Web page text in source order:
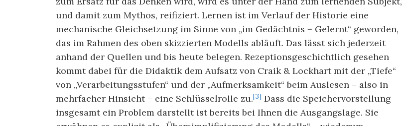
und damit zum Mythos, reifiziert. Lernen ist im Verlauf der Historie eine
mechanische Gleichsetzung im Sinne von „im Gedächtnis = Gelernt“ geworden,
das im Rahmen des oben skizzierten Modells abläuft. Das lässt sich jederzeit
anhand der Quellen und bis heute belegen. Rezeptionsgeschichtlich gesehen
kommt dabei für die Didaktik dem Aufsatz von Craik & Lockhart mit der „Tiefe“
von „Verarbeitungsstufen“ und der „Aufmerksamkeit“ beim Auslesen – also in
mehrfacher Hinsicht – eine Schlüsselrolle zu.[3] Dass die Speichervorstellung
insgesamt ein Problem darstellt ist bereits bei Ihnen die Ausgangslage. Sie